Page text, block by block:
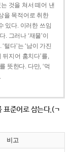
것을 쳐서 떼어 낸
을 목적어로 취한
있다. 이러한 쓰임
그러나 ‘재물’이
다’는 ‘남이 가진
지어 훔치다’를,
뜻한다. 다만, ‘먹
표준어로 삼는다.(ㄱ
비고